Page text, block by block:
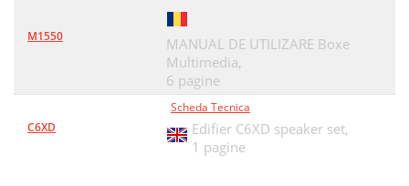
M1550
MANUAL DE UTILIZARE Boxe
Multimedia,
6 pagine
C6XD
Scheda Tecnica
Edifier C6XD speaker set,
1 pagine